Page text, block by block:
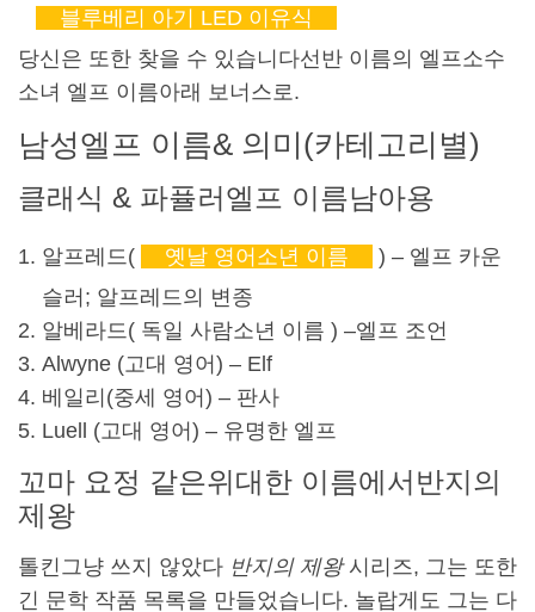
블루베리 아기 LED 이유식
당신은 또한 찾을 수 있습니다선반 이름의 엘프소수
소녀 엘프 이름아래 보너스로.
남성엘프 이름& 의미(카테고리별)
클래식 & 파퓰러 엘프 이름남아용
알프레드( 옛날 영어 소년 이름
) – 엘프 카운
슬러; 알프레드의 변종
알베라드( 독일 사람소년 이름 ) –엘프 조언
Alwyne (고대 영어) – Elf
베일리(중세 영어) – 판사
Luell (고대 영어) – 유명한 엘프
꼬마 요정 같은위대한 이름에서 반지의
제왕
톨킨그냥 쓰지 않았다 반지의 제왕 시리즈, 그는 또한
긴 문학 작품 목록을 만들었습니다. 놀랍게도 그는 다